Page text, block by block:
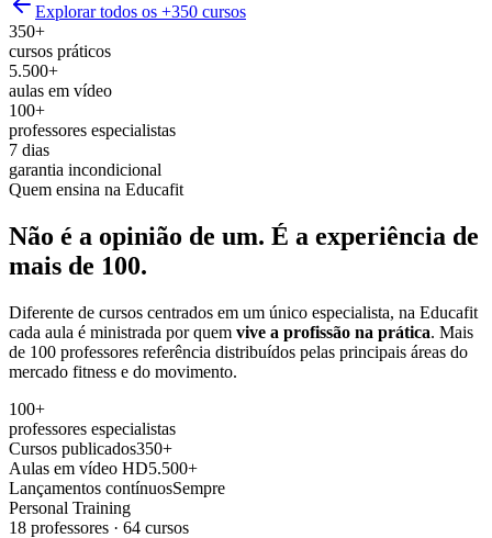
Explorar todos os +350 cursos
350+
cursos práticos
5.500+
aulas em vídeo
100+
professores especialistas
7 dias
garantia incondicional
Quem ensina na Educafit
Não é a opinião de um. É a experiência de
mais de 100.
Diferente de cursos centrados em um único especialista, na Educafit
cada aula é ministrada por quem vive a profissão na prática. Mais
de 100 professores referência distribuídos pelas principais áreas do
mercado fitness e do movimento.
100+
professores especialistas
Cursos publicados350+
Aulas em vídeo HD5.500+
Lançamentos contínuosSempre
Personal Training
18 professores · 64 cursos